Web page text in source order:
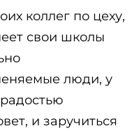
коллег по цеху,
свои школы
люди, у
и заручиться